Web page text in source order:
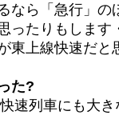
なら「急行」の
ったりもしま
東上線快速だと
た?
速列車にも大